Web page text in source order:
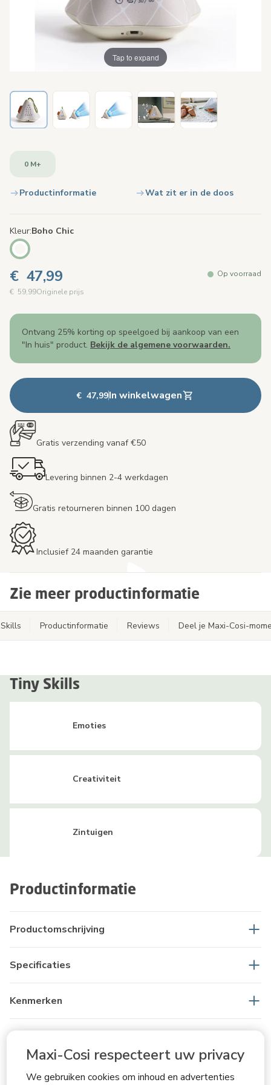
Maxi-Cosi respecteert uw privacy
We gebruiken cookies om inhoud en advertenties
Productinformatie
Productomschrijving
Specificaties
Kenmerken
Productveiligheid & Handleidingen
Tap to expand
0 M+
Productinformatie Wat zit er in de doos
Kleur Boho Chic
€ 47,99
€ 59,99Originele prijs
Op voorraad
Ontvang 25% korting op speelgoed bij aankoop van een
"In huis" product. Bekijk de algemene voorwaarden.
€ 47,99In winkelwagen
Gratis verzending vanaf €50
Levering binnen 2-4 werkdagen
Gratis retourneren binnen 100 dagen
Inclusief 24 maanden garantie
Zie meer productinformatie
Productinformatie Reviews Deel je Maxi-Cosi-
Tiny Skills
Emoties
Creativiteit
Zintuigen